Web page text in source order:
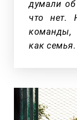
думали
что нет.
команды,
как